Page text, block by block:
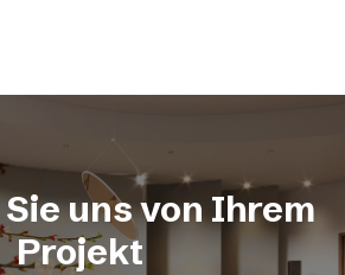
uns von Ihrem
Projekt